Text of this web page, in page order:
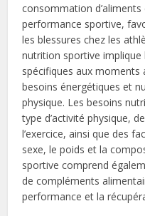
consommation
performance sportive,
les blessures chez les
nutrition sportive
spécifiques aux
besoins énergétiques et
physique. Les besoins
type d’activité physique,
l’exercice, ainsi que des
sexe, le poids et la
sportive comprend
de compléments
performance et la